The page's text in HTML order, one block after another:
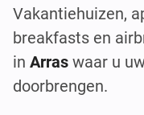
Vakantiehuizen,
breakfasts en
in Arras waar u
doorbrengen.